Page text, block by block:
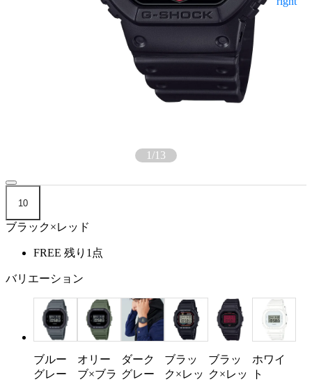
1/13
10
ブラック×レッド
FREE 残り1点
バリエーション
ブルー
グレー
オリー
ブ×ブラ
ダーク
グレー
ブラッ
ク×レッ
ブラッ
ク×レッ
ホワイ
ト